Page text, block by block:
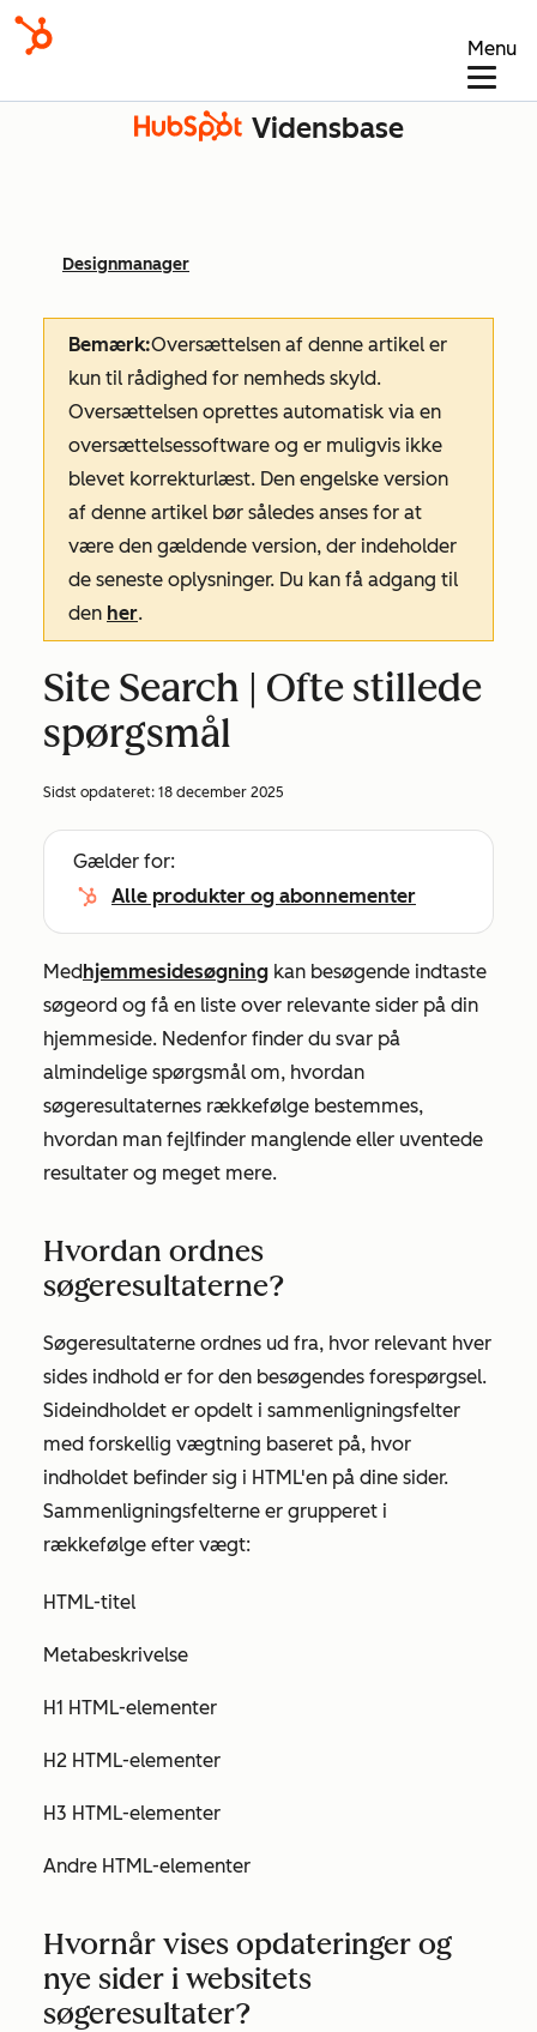
Menu
Vidensbase
Designmanager
Bemærk:Oversættelsen af denne artikel er
kun til rådighed for nemheds skyld.
Oversættelsen oprettes automatisk via en
oversættelsessoftware og er muligvis ikke
blevet korrekturlæst. Den engelske version
af denne artikel bør således anses for at
være den gældende version, der indeholder
de seneste oplysninger. Du kan få adgang til
den her.
Site Search | Ofte stillede
spørgsmål
Sidst opdateret: 18 december 2025
Gælder for:
Alle produkter og abonnementer
Medhjemmesidesøgning kan besøgende indtaste
søgeord og få en liste over relevante sider på din
hjemmeside. Nedenfor finder du svar på
almindelige spørgsmål om, hvordan
søgeresultaternes rækkefølge bestemmes,
hvordan man fejlfinder manglende eller uventede
resultater og meget mere.
Hvordan ordnes
søgeresultaterne?
Søgeresultaterne ordnes ud fra, hvor relevant hver
sides indhold er for den besøgendes forespørgsel.
Sideindholdet er opdelt i sammenligningsfelter
med forskellig vægtning baseret på, hvor
indholdet befinder sig i HTML'en på dine sider.
Sammenligningsfelterne er grupperet i
rækkefølge efter vægt:
HTML-titel
Metabeskrivelse
H1 HTML-elementer
H2 HTML-elementer
H3 HTML-elementer
Andre HTML-elementer
Hvornår vises opdateringer og
nye sider i websitets
søgeresultater?